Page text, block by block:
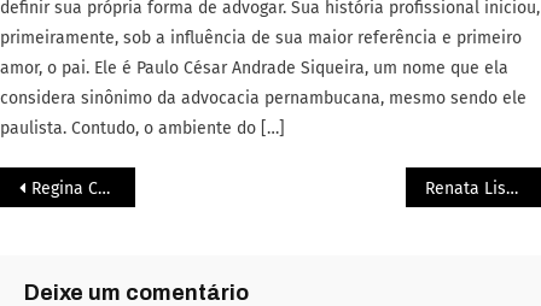
definir sua própria forma de advogar. Sua história profissional iniciou,
primeiramente, sob a influência de sua maior referência e primeiro
amor, o pai. Ele é Paulo César Andrade Siqueira, um nome que ela
considera sinônimo da advocacia pernambucana, mesmo sendo ele
paulista. Contudo, o ambiente do […]
Regina Coeli: Medicina, Ciência e Compaixão Renata Lisbôa: Liderança Integrada em Direito Minerário e Setores Estratégicos
Deixe um comentário